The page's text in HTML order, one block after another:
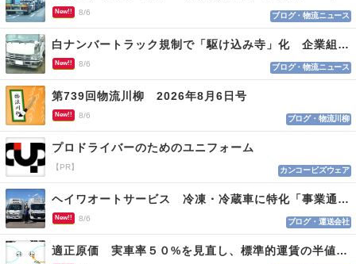
New!! 8/6 ブログ・物流ニュース
白ナンバートラック規制で「駆け込み寺」化 企業組合が入会基準を見直しへ
New!! 8/6 ブログ・物流ニュース
第739回物流川柳 2026年8月6日号
New!! 8/6 ブログ・物流川柳
プロドライバーのためのユニフォーム
【PR】 カンコービズウェア
ヘイワオートサービス 冷凍・冷蔵車に特化「事業通じ貢献目指す」
New!! 8/6 ブログ・運送会社
適正原価 実車率５０%を見直し、標準的運賃の半値の恐れも